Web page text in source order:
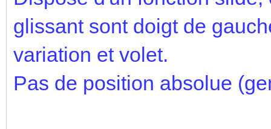
glissant sont doigt de
variation et volet.
Pas de position absolue